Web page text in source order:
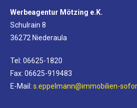
Werbeagentur Mötzing e.K.
Schulrain 8
36272 Niederaula
Tel: 06625-1820
Fax: 06625-919483
E-Mail: s.eppelmann@immobilien-